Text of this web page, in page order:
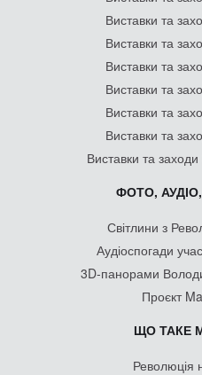
Виставки та
Виставки та
Виставки та
Виставки та
Виставки та
Виставки та
Виставки та
ФОТО,
Світлини з
Аудіоспогади
3D-панорами
Проєкт
ЩО ТАКЕ
Революція